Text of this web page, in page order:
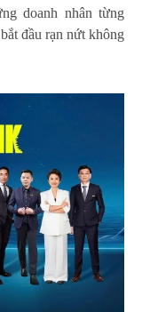
doanh nhân từng
đầu rạn nứt không